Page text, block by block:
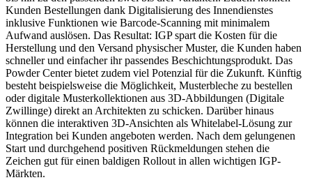
Kunden Bestellungen dank Digitalisierung des Innendienstes
inklusive Funktionen wie Barcode-Scanning mit minimalem
Aufwand auslösen. Das Resultat: IGP spart die Kosten für die
Herstellung und den Versand physischer Muster, die Kunden haben
schneller und einfacher ihr passendes Beschichtungsprodukt. Das
Powder Center bietet zudem viel Potenzial für die Zukunft. Künftig
besteht beispielsweise die Möglichkeit, Musterbleche zu bestellen
oder digitale Musterkollektionen aus 3D-Abbildungen (Digitale
Zwillinge) direkt an Architekten zu schicken. Darüber hinaus
können die interaktiven 3D-Ansichten als Whitelabel-Lösung zur
Integration bei Kunden angeboten werden. Nach dem gelungenen
Start und durchgehend positiven Rückmeldungen stehen die
Zeichen gut für einen baldigen Rollout in allen wichtigen IGP-
Märkten.